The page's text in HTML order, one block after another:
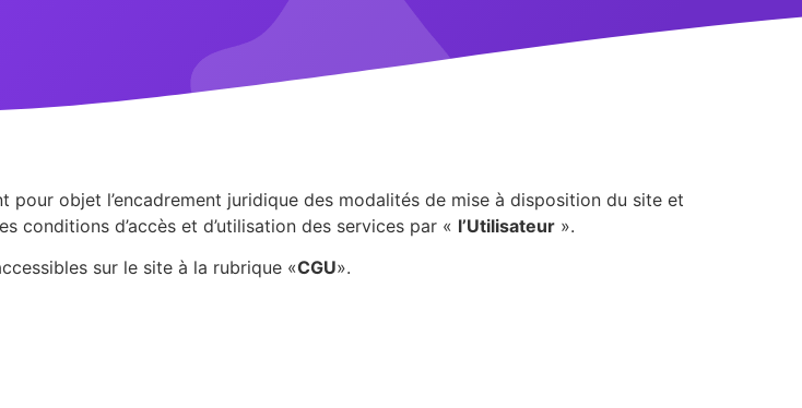
pour objet l’encadrement juridique des modalités de mise à disposition du site et
conditions d’accès et d’utilisation des services par « l’Utilisateur».
sur le site à la rubrique «CGU».